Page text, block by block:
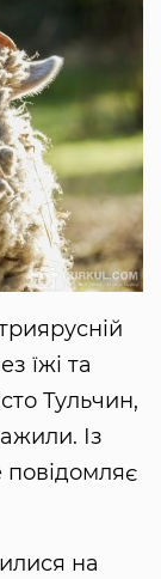
їжі та
Тульчин,
Із
на